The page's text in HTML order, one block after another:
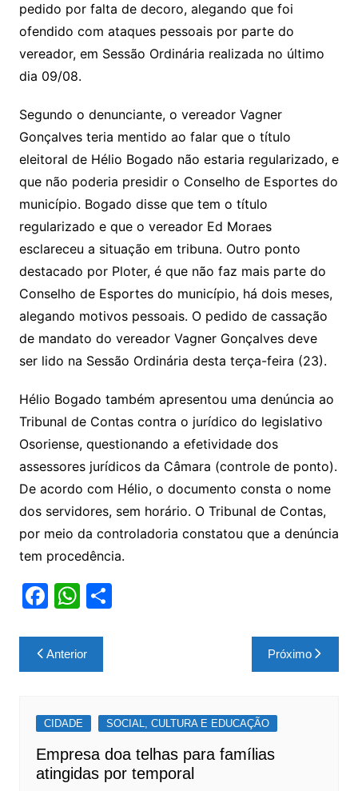
pedido por falta de decoro, alegando que foi
ofendido com ataques pessoais por parte do
vereador, em Sessão Ordinária realizada no último
dia 09/08.
Segundo o denunciante, o vereador Vagner
Gonçalves teria mentido ao falar que o título
eleitoral de Hélio Bogado não estaria regularizado, e
que não poderia presidir o Conselho de Esportes do
município. Bogado disse que tem o título
regularizado e que o vereador Ed Moraes
esclareceu a situação em tribuna. Outro ponto
destacado por Ploter, é que não faz mais parte do
Conselho de Esportes do município, há dois meses,
alegando motivos pessoais. O pedido de cassação
de mandato do vereador Vagner Gonçalves deve
ser lido na Sessão Ordinária desta terça-feira (23).
Hélio Bogado também apresentou uma denúncia ao
Tribunal de Contas contra o jurídico do legislativo
Osoriense, questionando a efetividade dos
assessores jurídicos da Câmara (controle de ponto).
De acordo com Hélio, o documento consta o nome
dos servidores, sem horário. O Tribunal de Contas,
por meio da controladoria constatou que a denúncia
tem procedência.
F
c
e
o
o
k
W
at
s
p
p
S
Navegação
de
Anterior Próximo
CIDADE SOCIAL, CULTURA E EDUCAÇÃO
Empresa doa telhas para famílias
atingidas por temporal